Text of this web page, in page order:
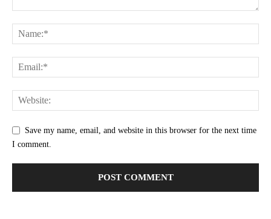
Save my name, email, and website in this browser for the next time
I comment.